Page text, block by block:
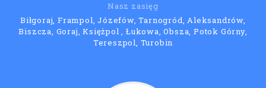
Nasz zasięg
Biłgoraj, Frampol, Józefów, Tarnogród, Aleksandrów,
Biszcza, Goraj, Księżpol , Łukowa, Obsza, Potok Górny,
Tereszpol, Turobin